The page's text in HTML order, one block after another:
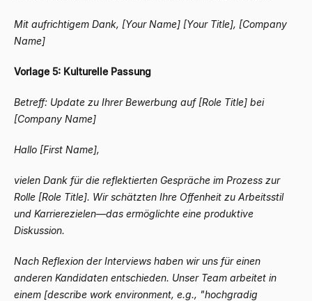
Mit aufrichtigem Dank, [Your Name] [Your Title], [Company
Name]
Vorlage 5: Kulturelle Passung
Betreff: Update zu Ihrer Bewerbung auf [Role Title] bei
[Company Name]
Hallo [First Name],
vielen Dank für die reflektierten Gespräche im Prozess zur
Rolle [Role Title]. Wir schätzten Ihre Offenheit zu Arbeitsstil
und Karrierezielen—das ermöglichte eine produktive
Diskussion.
Nach Reflexion der Interviews haben wir uns für einen
anderen Kandidaten entschieden. Unser Team arbeitet in
einem [describe work environment, e.g., "hochgradig